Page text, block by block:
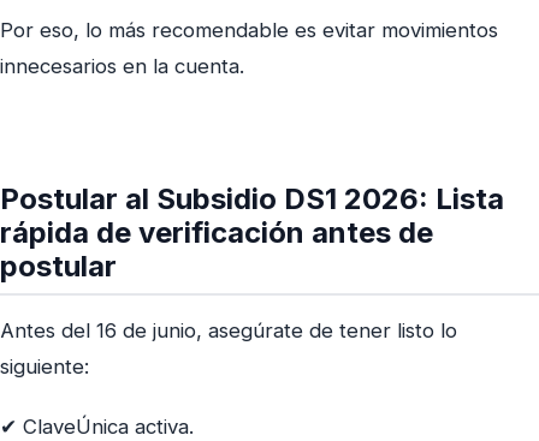
Por eso, lo más recomendable es evitar movimientos
innecesarios en la cuenta.
Postular al Subsidio DS1 2026: Lista
rápida de verificación antes de
postular
Antes del 16 de junio, asegúrate de tener listo lo
siguiente:
✔ ClaveÚnica activa.